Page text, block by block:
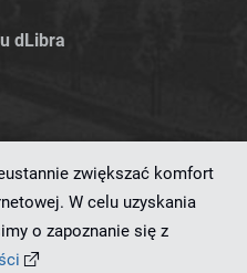
dLibra
zwiększać komfort
W celu uzyskania
o zapoznanie się z